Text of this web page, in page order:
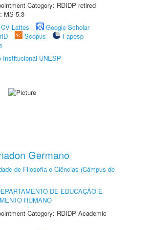
Category: RDIDP retired
MS-5.3
CV Lattes
Google Scholar
Scopus
Fapesp
Institucional UNESP
Germano
de Filosofia e Ciências (Câmpus de
DE EDUCAÇÃO E
HUMANO
Category: RDIDP Academic